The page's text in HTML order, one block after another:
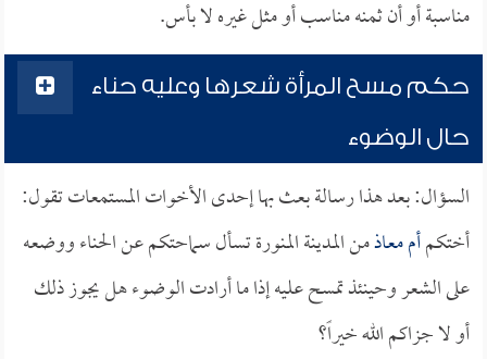
مناسبة أو أن ثمنه مناسب أو مثل غيره لا بأس.
حكم مسح المرأة شعرها وعليه حناء
حال الوضوء
السؤال: بعد هذا رسالة بعث بها إحدى الأخوات المستمعات تقول:
أختكمأم معاذمن المدينة المنورة تسأل سماحتكم عن الحناء ووضعه
على الشعر وحينئذ تمسح عليه إذا ما أرادت الوضوء هل يجوز ذلك
أو لا جزاكم الله خيراً؟